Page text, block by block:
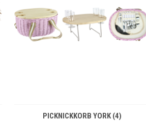
PICKNICKKORB YORK (4)